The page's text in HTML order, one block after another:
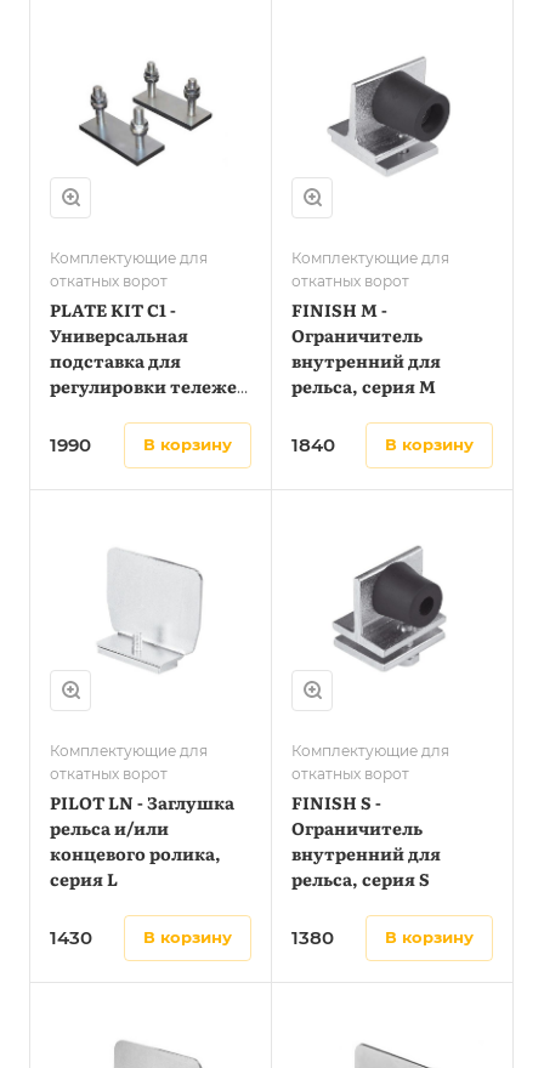
Комплектующие для
откатных ворот
PLATE KIT C1 -
Универсальная
подставка для
регулировки тележек
1990 в корзину
Комплектующие для
откатных ворот
FINISH M -
Ограничитель
внутренний для
рельса, серия M
1840 в корзину
Комплектующие для
откатных ворот
PILOT LN - Заглушка
рельса и/или
концевого ролика,
серия L
1430 в корзину
Комплектующие для
откатных ворот
FINISH S -
Ограничитель
внутренний для
рельса, серия S
1380 в корзину